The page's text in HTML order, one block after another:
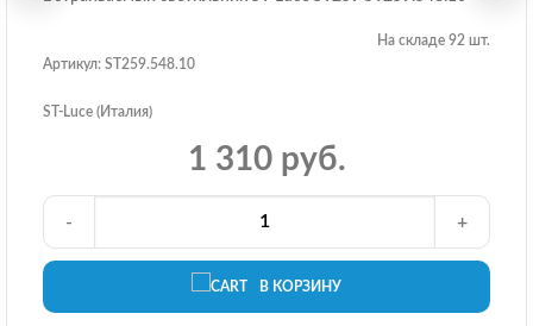
На складе 92 шт.
Артикул: ST259.548.10
ST-Luce (Италия)
1 310 руб.
В КОРЗИНУ
- +